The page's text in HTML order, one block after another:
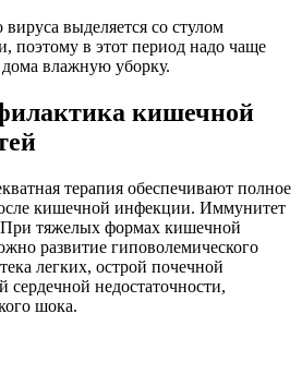
выделяется со стулом
поэтому в этот период надо чаще
влажную уборку.
кишечной
терапия обеспечивают полное
кишечной инфекции. Иммунитет
тяжелых формах кишечной
развитие гиповолемического
легких, острой почечной
сердечной недостаточности,
шока.